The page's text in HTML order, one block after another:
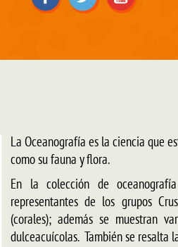
La Oceanografía es la ciencia que
como su fauna y flora.
En la colección de
representantes de los grupos
(corales); además se muestran
dulceacuícolas. También se